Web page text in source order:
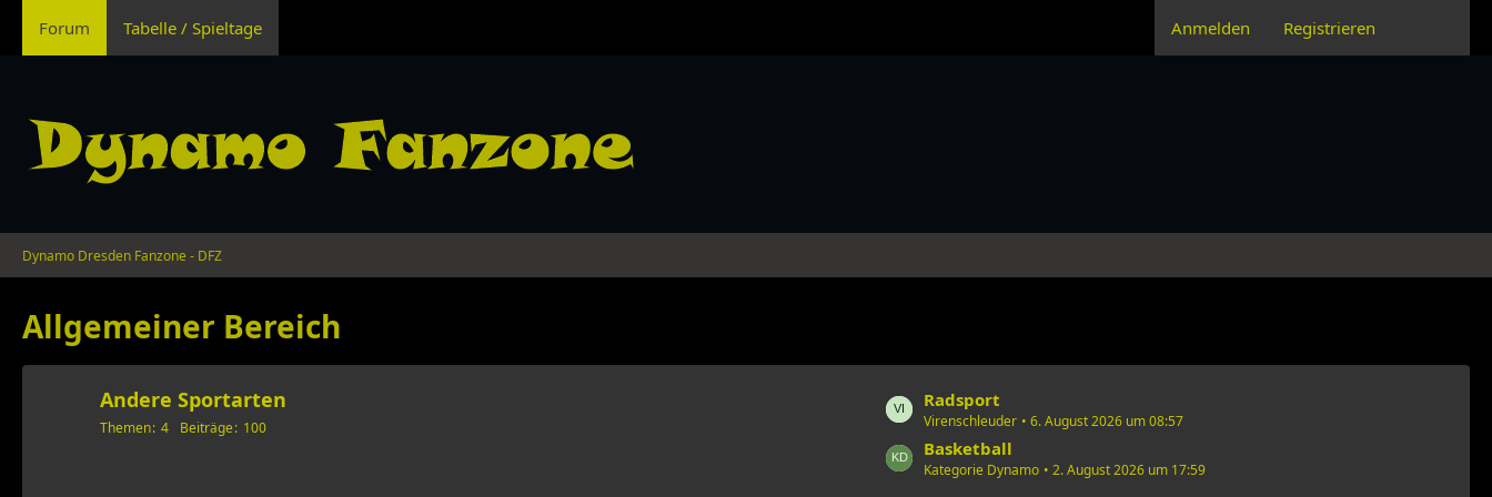
Forum Tabelle / Spieltage Anmelden Registrieren
Dynamo Dresden Fanzone - DFZ
Allgemeiner Bereich
Andere Sportarten
Themen 4 Beiträge 100
L
e
t
z
Radsport
Virenschleuder 6. August 2026 um 08:57
Basketball
Kategorie Dynamo 2. August 2026 um 17:59